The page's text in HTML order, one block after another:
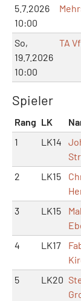
5.7.2026
10:00
So,
19.7.2026
10:00
TA
Spieler
Rang LK
1
LK14
2 LK15
3 LK15
4 LK17
5 LK20